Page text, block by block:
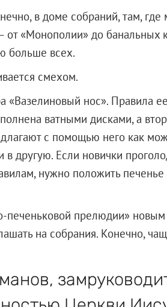
в доме собраний, там,
от «Монополии» до банальных
больше всех.
смехом.
«Вазелиновый нос». Правила
ватными дисками, а
с помощью него как
в другую. Если новички
нужно положить
печеньковой прелюдии»
на собрания. Конечно,